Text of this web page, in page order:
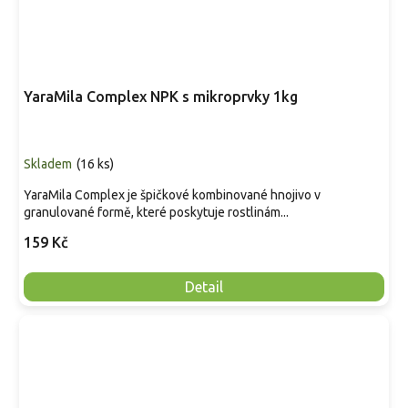
YaraMila Complex NPK s mikroprvky 1kg
Skladem (16 ks)
159 Kč
Detail
YaraMila Complex je špičkové kombinované hnojivo v
granulované formě, které poskytuje rostlinám...